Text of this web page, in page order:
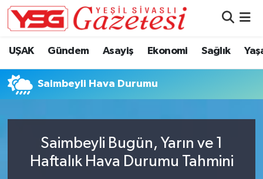
UŞAK Gündem Asayiş Ekonomi Sağlık
Saimbeyli Hava Durumu
Saimbeyli Bugün, Yarın ve 1
Haftalık Hava Durumu Tahmini
Süper Lig Puan Durumu ve Fikstür